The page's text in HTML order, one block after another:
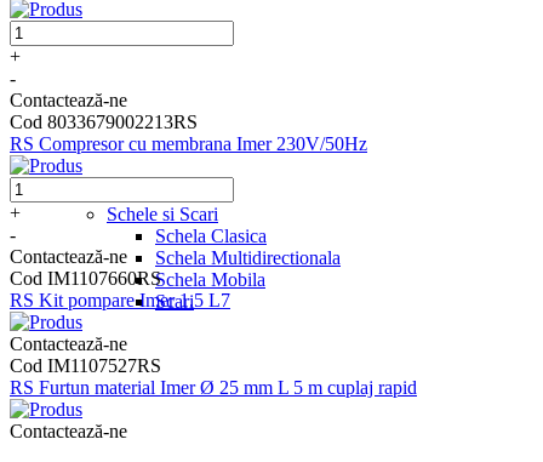
Schele si Scari
Schela Clasica
Schela Multidirectionala
Schela Mobila
Scari
+
-
Contactează-ne
Cod 8033679002213RS
RS Compresor cu membrana Imer 230V/50Hz
+
-
Contactează-ne
Cod IM1107660RS
RS Kit pompare Imer 1.5 L7
Contactează-ne
Cod IM1107527RS
RS Furtun material Imer Ø 25 mm L 5 m cuplaj rapid
Contactează-ne